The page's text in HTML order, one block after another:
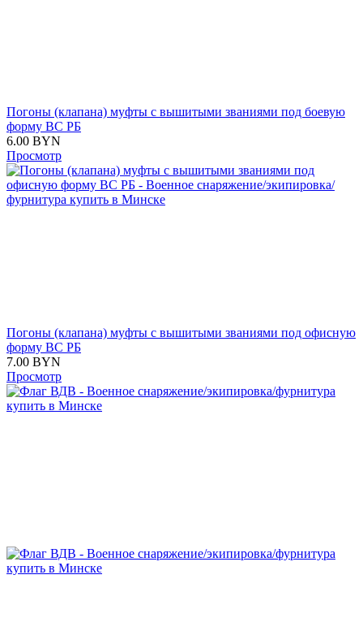
Погоны (клапана) муфты с вышитыми званиями под боевую
форму ВС РБ
6.00 BYN
Просмотр
Погоны (клапана) муфты с вышитыми званиями под офисную
форму ВС РБ
7.00 BYN
Просмотр